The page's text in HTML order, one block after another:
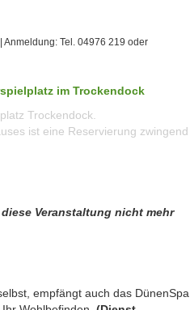
Anmeldung: Tel. 04976 219 oder
im Trockendock
Trockendock.
ist eine Reservierung zwingend
Veranstaltung nicht mehr
empfängt auch das DünenSpa